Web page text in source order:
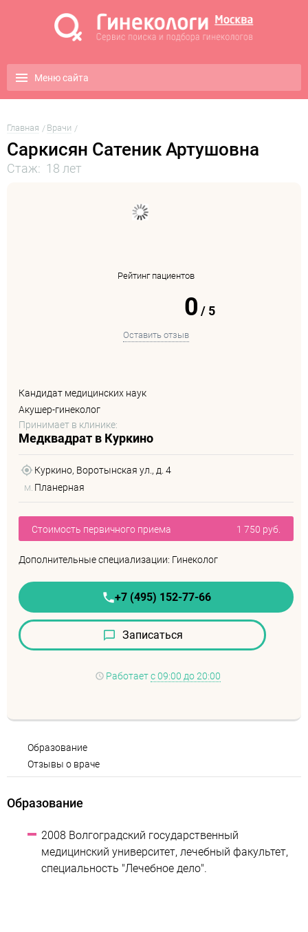
Меню сайта
Главная Врачи
Саркисян Сатеник Артушовна
Стаж: 18 лет
Рейтинг пациентов
0 /5
Оставить отзыв
Кандидат медицинских наук
Акушер-гинеколог
Принимает в клинике:
Медквадрат в Куркино
Куркино, Воротынская ул., д. 4
м. Планерная
Стоимость первичного приема 1 750 руб.
Дополнительные специализации: Гинеколог
+7 (495) 152-77-66
Записаться
Работает с 09:00 до 20:00
Образование
Отзывы о враче
Образование
2008 Волгоградский государственный
медицинский университет, лечебный факультет,
специальность "Лечебное дело".